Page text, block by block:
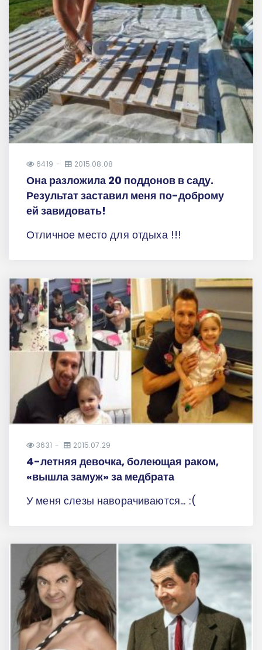
6419 2015.08.08
Она разложила 20 поддонов в саду.
Результат заставил меня по-доброму
ей завидовать!
Отличное место для отдыха !!!
3631 2015.07.29
4-летняя девочка, болеющая раком,
«вышла замуж» за медбрата
У меня слезы наворачиваются... :(